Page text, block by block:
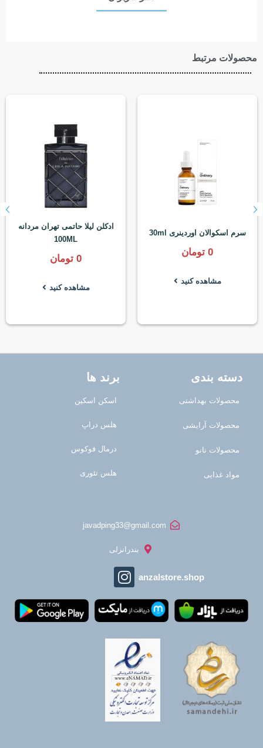
محصولات مرتبط
سرم اسکوالان اوردینری 30ml
0 تومان
مشاهده کنید
ادکلن لیلا حاتمی تهران مردانه
100ML
0 تومان
مشاهده کنید
دسته بندی
محصولات بهداشتی
محصولات آرایشی
محصولات نانو
مواد غذایی
برند ها
اسکن اسکین
هلس دراپ
درمال فوکوس
هلس تئوری
javadping33@gmail.com
بندرانزلی
anzalstore.shop